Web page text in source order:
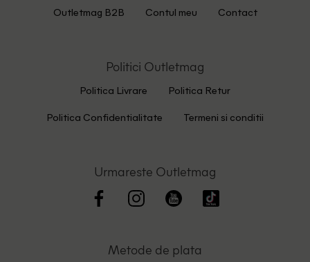
Outletmag B2B Contul meu Contact
Politici Outletmag
Politica Livrare Politica Retur
Politica Confidentialitate Termeni si conditii
Urmareste Outletmag
Metode de plata